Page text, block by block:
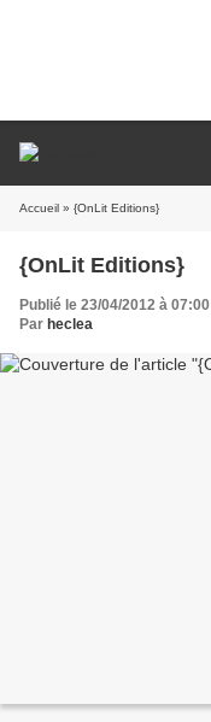
Accueil » {OnLit Editions}
{OnLit Editions}
Publié le 23/04/2012 à 07:00
Par heclea